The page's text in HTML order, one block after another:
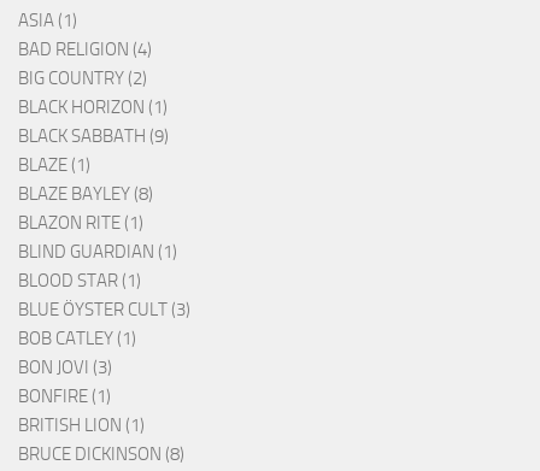
ASIA (1)
BAD RELIGION (4)
BIG COUNTRY (2)
BLACK HORIZON (1)
BLACK SABBATH (9)
BLAZE (1)
BLAZE BAYLEY (8)
BLAZON RITE (1)
BLIND GUARDIAN (1)
BLOOD STAR (1)
BLUE ÖYSTER CULT (3)
BOB CATLEY (1)
BON JOVI (3)
BONFIRE (1)
BRITISH LION (1)
BRUCE DICKINSON (8)